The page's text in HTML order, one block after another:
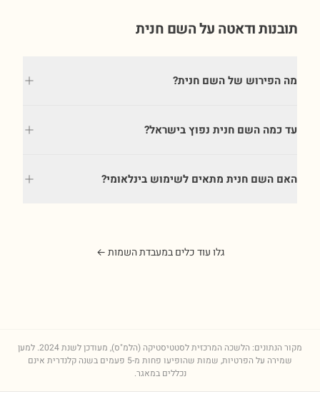
תובנות ודאטה על השם חנית
מה הפירוש של השם חנית?
עד כמה השם חנית נפוץ בישראל?
האם השם חנית מתאים לשימוש בינלאומי?
גלו עוד כלים במעבדת השמות ←
מקור הנתונים: הלשכה המרכזית לסטטיסטיקה (הלמ"ס), מעודכן לשנת2024. למען
שמירה על הפרטיות, שמות שהופיעו פחות מ-5 פעמים בשנה קלנדרית אינם
נכללים במאגר.